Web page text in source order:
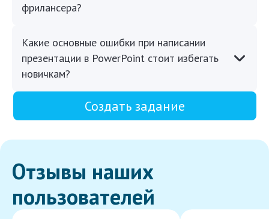
фрилансера?
Какие основные ошибки при написании
презентации в PowerPoint стоит избегать
новичкам?
Создать задание
Отзывы наших
пользователей